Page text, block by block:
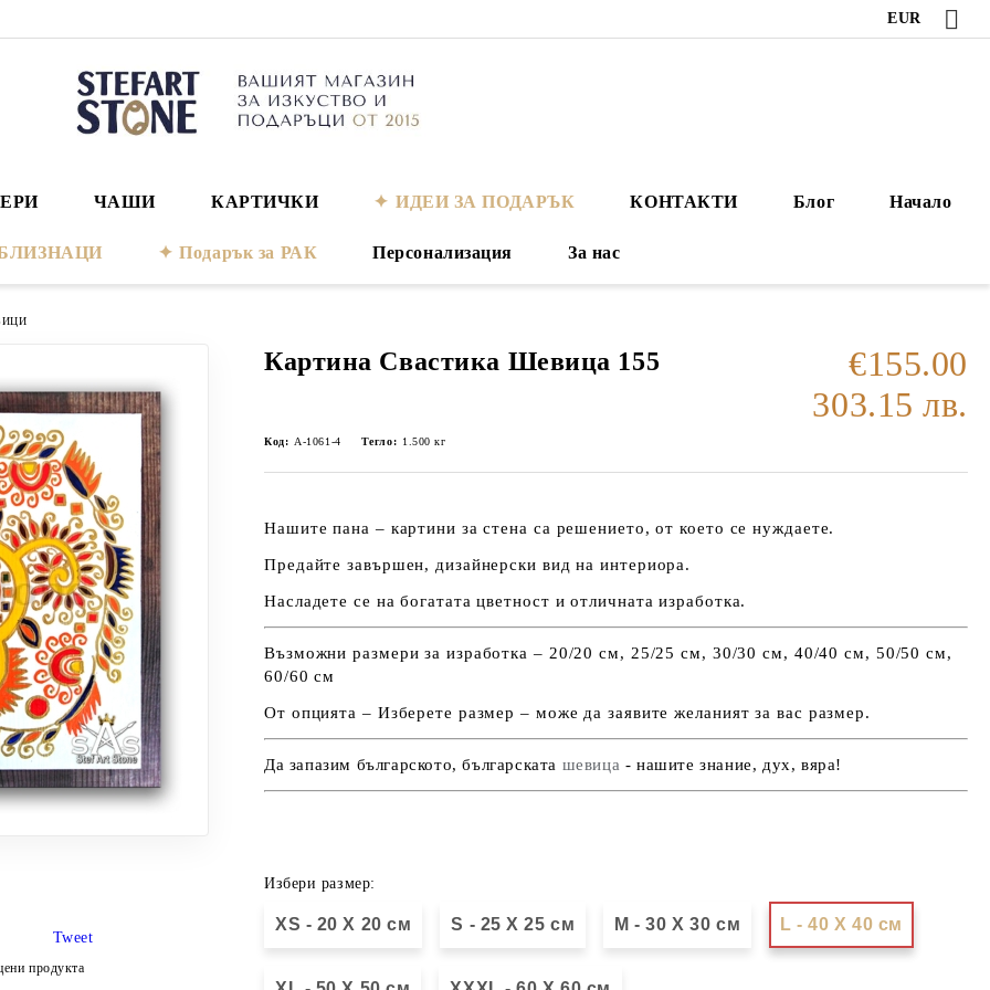
EUR
ЧАШИ КАРТИЧКИ ИДЕИ ЗА ПОДАРЪК КОНТАКТИ Блог Начало
БЛИЗНАЦИ Подарък за РАК Персонализация За нас
Картина Свастика Шевица 155
€155.00
303.15 лв.
Код: А-1061-4 Тегло: 1.500 кг
Нашите пана – картини за стена са решението, от което се нуждаете.
Предайте завършен, дизайнерски вид на интериора.
Насладете се на богатата цветност и отличната изработка.
Възможни размери за изработка – 20/20 см, 25/25 см, 30/30 см, 40/40 см, 50/50 см,
60/60 см
От опцията – Изберете размер – може да заявите желаният за вас размер.
Да запазим българското, българската шевица - нашите знание, дух, вяра!
Избери размер:
XS - 20 X 20 см S - 25 X 25 см М - 30 Х 30 см L - 40 X 40 см
Tweet
продукта